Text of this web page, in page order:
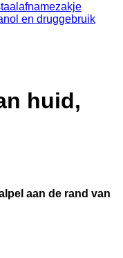
en druggebruik
huid,
aan de rand van